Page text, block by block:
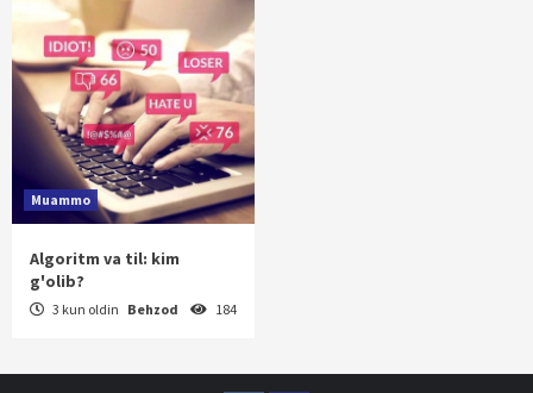
Muammo
Algoritm va til: kim
g'olib?
3 kun oldin Behzod 184